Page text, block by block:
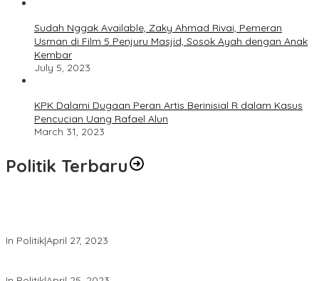
Sudah Nggak Available, Zaky Ahmad Rivai, Pemeran
Usman di Film 5 Penjuru Masjid, Sosok Ayah dengan Anak
Kembar
July 5, 2023
KPK Dalami Dugaan Peran Artis Berinisial R dalam Kasus
Pencucian Uang Rafael Alun
March 31, 2023
Politik Terbaru
In Politik|April 27, 2023